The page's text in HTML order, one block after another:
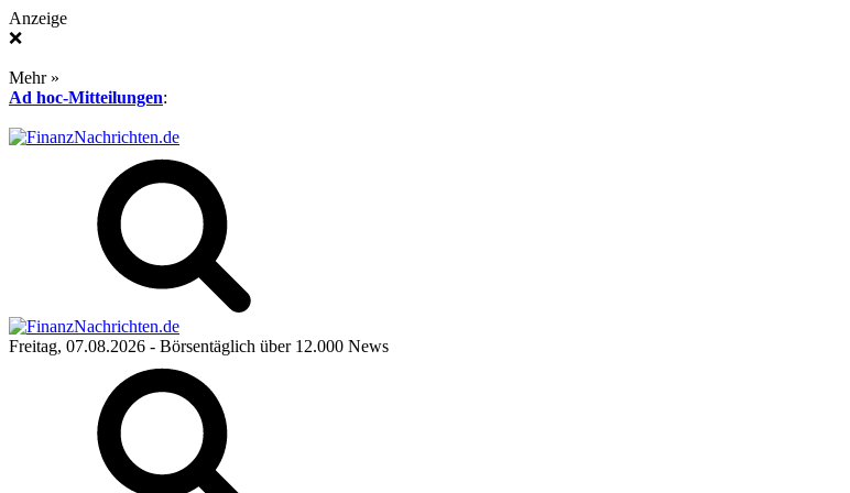
Anzeige
❌
Mehr »
Ad hoc-Mitteilungen:
Freitag, 07.08.2026 - Börsentäglich über 12.000 News